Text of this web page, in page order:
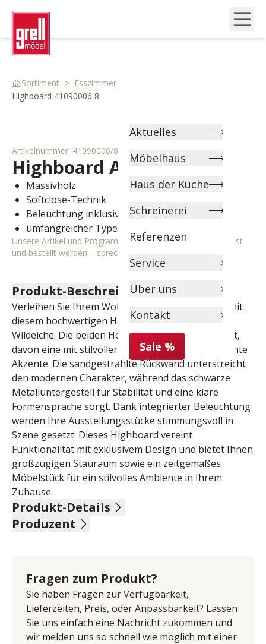
Aktuelles
Möbelhaus
Haus der Küche
Schreinerei
Referenzen
Service
Über uns
Kontakt
Sale %
Sortiment > Esszimmer
Highboard 41090006 8
Artikelnummer: 41090006/8
Highboard Ascona
Massivholz
Softclose-Technik
Beleuchtung inklusive
umfangreicher Typenplan
Unsere Artikel und Programme können individuell angepasst
und bestellt werden – sprechen Sie uns gerne an!
Produkt-Beschreibung
Verleihen Sie Ihrem Wohnraum zeitlose Eleganz mit
diesem hochwertigen Highboard aus massiver
Wildeiche. Die beiden Holztüren mit Glasausschnitt,
davon eine mit stilvoller Rillenfront, setzen markante
Akzente. Die sandgestrahlte Rückwand unterstreicht
den modernen Charakter, während das schwarze
Metalluntergestell für Stabilität und eine klare
Formensprache sorgt. Dank integrierter Beleuchtung
werden Ihre Ausstellungsstücke stimmungsvoll in
Szene gesetzt. Dieses Highboard vereint
Funktionalität mit exklusivem Design und bietet Ihnen
großzügigen Stauraum sowie ein zeitgemäßes
Möbelstück für ein stilvolles Ambiente in Ihrem
Zuhause.
Produkt-Details
Wildeiche massiv natur geölt, Absetzung Rillenfront,
Glasausschnitt, BHT ca. 140/160/45 cm
Produzent
E-Mail-Adresse: info@imc-nagold.de
UID (Umsatzsteuer-Identifikationsnummer): DE
815494521
Fragen zum Produkt?
Sie haben Fragen zur Verfügbarkeit,
Lieferzeiten, Preis, oder Anpassbarkeit? Lassen
Sie uns einfach eine Nachricht zukommen und
wir melden uns so schnell wie möglich mit einer